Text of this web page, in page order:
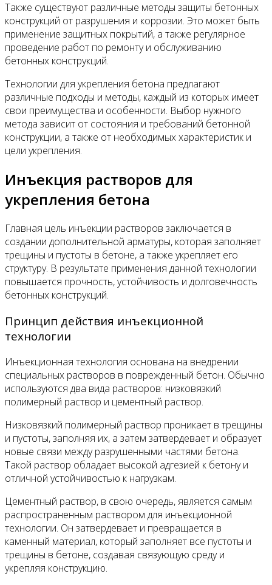
Также существуют различные методы защиты бетонных
конструкций от разрушения и коррозии. Это может быть
применение защитных покрытий, а также регулярное
проведение работ по ремонту и обслуживанию
бетонных конструкций.
Технологии для укрепления бетона предлагают
различные подходы и методы, каждый из которых имеет
свои преимущества и особенности. Выбор нужного
метода зависит от состояния и требований бетонной
конструкции, а также от необходимых характеристик и
цели укрепления.
Инъекция растворов для
укрепления бетона
Главная цель инъекции растворов заключается в
создании дополнительной арматуры, которая заполняет
трещины и пустоты в бетоне, а также укрепляет его
структуру. В результате применения данной технологии
повышается прочность, устойчивость и долговечность
бетонных конструкций.
Принцип действия инъекционной
технологии
Инъекционная технология основана на внедрении
специальных растворов в поврежденный бетон. Обычно
используются два вида растворов: низковязкий
полимерный раствор и цементный раствор.
Низковязкий полимерный раствор проникает в трещины
и пустоты, заполняя их, а затем затвердевает и образует
новые связи между разрушенными частями бетона.
Такой раствор обладает высокой адгезией к бетону и
отличной устойчивостью к нагрузкам.
Цементный раствор, в свою очередь, является самым
распространенным раствором для инъекционной
технологии. Он затвердевает и превращается в
каменный материал, который заполняет все пустоты и
трещины в бетоне, создавая связующую среду и
укрепляя конструкцию.